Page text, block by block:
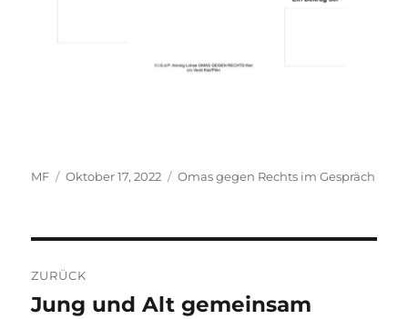
Autor
MF
Veröffentlicht
Oktober 17, 2022 Kategorien
Omas gegen Rechts im Gespräch
ZURÜCK
Vorheriger
Jung und Alt gemeinsam